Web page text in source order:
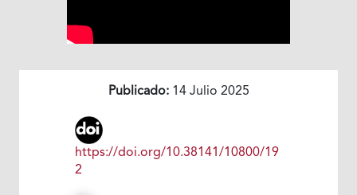
Publicado:14 Julio 2025
https://doi.org/10.38141/10800/19
2